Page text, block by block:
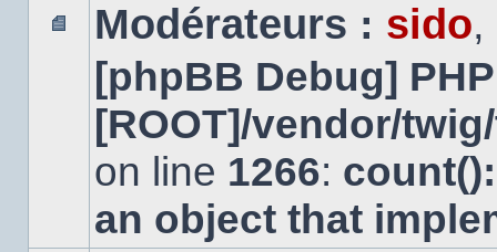
message
lu
Modérateurs : sido,
[phpBB Debug]
[ROOT]/vendor/
on line 1266:
an object that